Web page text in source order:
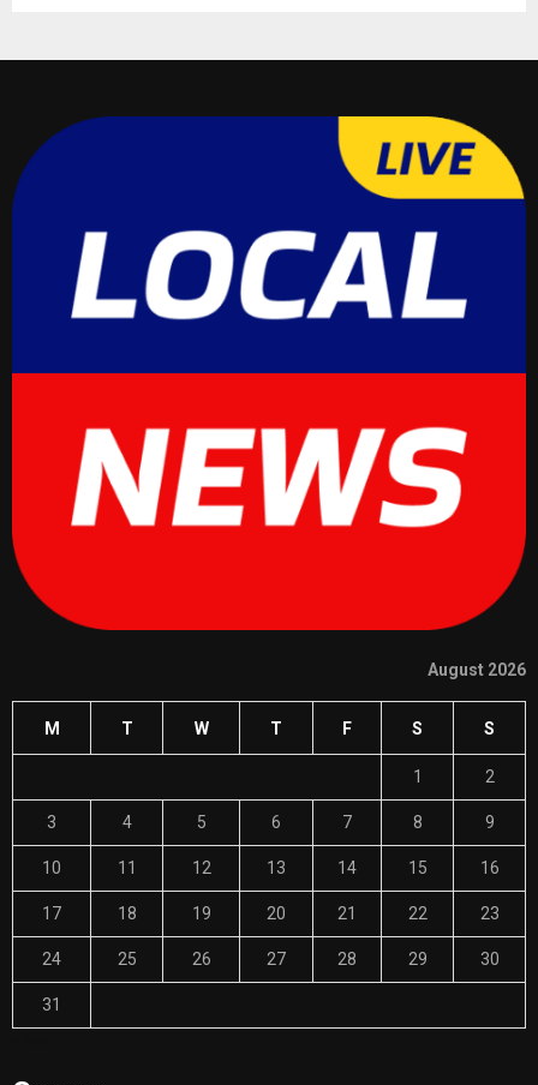
August 2026
M T W T F S S
1 2
3 4 5 6 7 8 9
10 11 12 13 14 15 16
17 18 19 20 21 22 23
24 25 26 27 28 29 30
31